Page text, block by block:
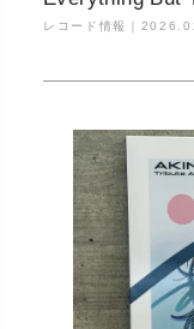
レコード情報｜